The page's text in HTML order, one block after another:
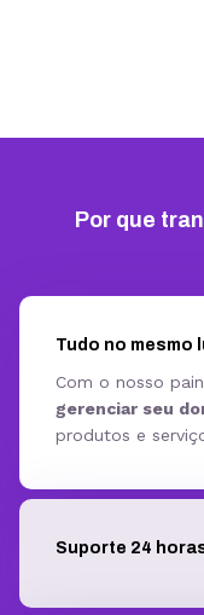
Por que
Tudo no mesmo
Com o nosso
gerenciar seu
produtos e
Suporte 24